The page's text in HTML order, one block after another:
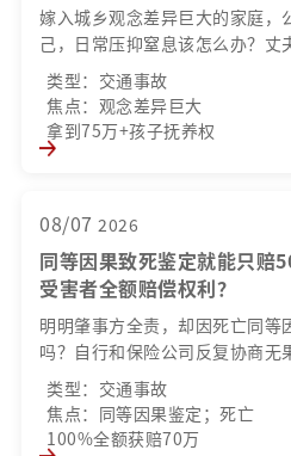
嫁入城乡观念差异巨大的家庭，
己，日常压抑窒息该怎么办？丈
写道歉信？明明家境优渥、独自
才能保住孩子北京户籍与足额补
类型：交通事故
焦点：观念差异巨大
拿到75万+孩子抚养权
08/07 2026
同等因果致死鉴定就能只赔
受害者全额赔偿权利？
明明肇事方全责，却因死亡同等
吗？自行和保险公司反复协商无
平？鉴定意见能否直接作为保
类型：交通事故
焦点：同等因果鉴定；死亡
100%全额获赔70万